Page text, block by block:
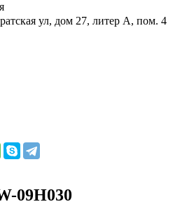
ул, дом 27, литер А, пом. 4
09H030